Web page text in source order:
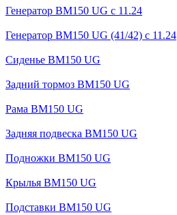
Генератор BM150 UG с 11.24
Генератор BM150 UG (41/42) с 11.24
Сиденье BM150 UG
Задний тормоз BM150 UG
Рама BM150 UG
Задняя подвеска BM150 UG
Подножки BM150 UG
Крылья BM150 UG
Подставки BM150 UG